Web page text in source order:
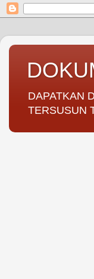
DAPATKAN
TERSUSUN